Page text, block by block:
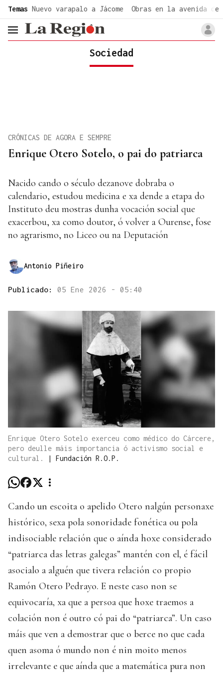
Temas Nuevo varapalo a Jácome Obras en la avenida de
header.menu.open
Sociedad
Enrique Otero Sotelo, o pai do patriarca
CRÓNICAS DE AGORA E SEMPRE
Nacido cando o século dezanove dobraba o
calendario, estudou medicina e xa dende a etapa do
Instituto deu mostras dunha vocación social que
exacerbou, xa como doutor, ó volver a Ourense, fose
no agrarismo, no Liceo ou na Deputación
Antonio Piñeiro
Publicado: 05 Ene 2026 - 05:40
Enrique Otero Sotelo exerceu como médico do Cárcere,
pero deulle máis importancia ó activismo social e
cultural.
| Fundación R.O.P.
Cando un escoita o apelido Otero nalgún personaxe
histórico, sexa pola sonoridade fonética ou pola
indisociable relación que o aínda hoxe considerado
“patriarca das letras galegas” mantén con el, é fácil
asocialo a alguén que tivera relación co propio
Ramón Otero Pedrayo. E neste caso non se
equivocaría, xa que a persoa que hoxe traemos a
colación non é outro có pai do “patriarca”. Un caso
máis que ven a demostrar que o berce no que cada
quen asoma ó mundo non é nin moito menos
irrelevante e que aínda que a matemática pura non